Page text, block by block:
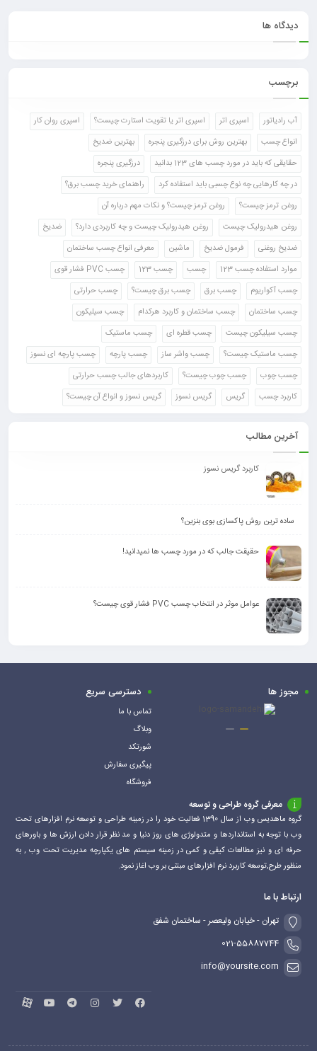
دیدگاه ها
برچسب
آب رادیاتور اسپری اتر اسپری اتر یا تقویت استارت چیست؟
اسپری روان کار
انواع چسب
بهترین روش برای درزگیری پنجره
بهترین ضدیخ
حقایقی که باید در مورد چسب های 123 بدانید
درزگیری پنجره
در چه کارهایی چه نوع چسبی باید استفاده کرد
راهنمای خرید چسب برق؟
روغن ترمز چیست؟
روغن ترمز چیست؟ و نکات مهم درباره آن
روغن هیدرولیک چیست
روغن هیدرولیک چیست و چه کاربردی دارد؟
ضدیخ
ضدیخ روغنی
فرمول ضدیخ ماشین
معرفی انواع چسب ساختمان
موارد استفاده چسب 123
چسب چسب 123
چسب PVC فشار قوی
چسب آکواریوم
چسب برق چسب برق چیست؟
چسب حرارتی
چسب ساختمان
چسب ساختمان و کاربرد هرکدام
چسب سیلیکون
چسب سیلیکون چیست
چسب قطره ای
چسب ماستیک
چسب ماستیک چیست؟
چسب واشر ساز چسب پارچه
چسب پارچه ای نسوز
چسب چوب
چسب چوب چیست؟
کاربردهای جالب چسب حرارتی
کاربرد چسب
گریس گریس نسوز گریس نسوز و انواع آن چیست؟
آخرین مطالب
کاربرد گریس نسوز
ساده ترین روش پاکسازی بوی بنزین؟
حقیقت جالب که در مورد چسب ها نمیدانید!
عوامل موثر در انتخاب چسب PVC فشار قوی چیست؟
مجوز ها دسترسی سریع
تماس با ما
وبلاگ
شورتکد
پیگیری سفارش
فروشگاه
معرفی گروه طراحی و توسعه
گروه ماهدیس وب از سال 1390 فعالیت خود را در زمینه طراحی و توسعه نرم افزارهای تحت
وب با توجه به استانداردها و متدولوژی های روز دنیا و مد نظر قرار دادن ارزش ها و باورهای
حرفه ای و نیز مطالعات کیفی و کمی در زمینه سیستم های یکپارچه مدیریت تحت وب , به
منظور طرح,توسعه کاربرد نرم افزارهای مبتنی بر وب اغاز نمود.
ارتباط با ما
تهران - خیابان ولیعصر - ساختمان شفق
021-55887744
info@yoursite.com